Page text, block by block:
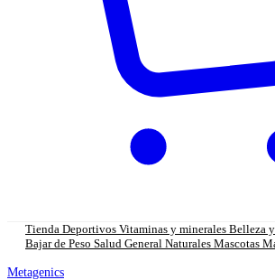
Tienda Deportivos Vitaminas y minerales Belleza
Bajar de Peso Salud General Naturales Mascotas
Metagenics